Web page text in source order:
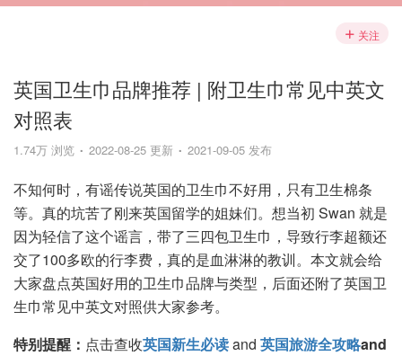
关注
英国卫生巾品牌推荐 | 附卫生巾常见中英文
对照表
1.74万 浏览 2022-08-25 更新 2021-09-05 发布
不知何时，有谣传说英国的卫生巾不好用，只有卫生棉条
等。真的坑苦了刚来英国留学的姐妹们。想当初 Swan 就是
因为轻信了这个谣言，带了三四包卫生巾，导致行李超额还
交了100多欧的行李费，真的是血淋淋的教训。本文就会给
大家盘点英国好用的卫生巾品牌与类型，后面还附了英国卫
生巾常见中英文对照供大家参考。
特别提醒： 点击查收英国新生必读and 英国旅游全攻略and